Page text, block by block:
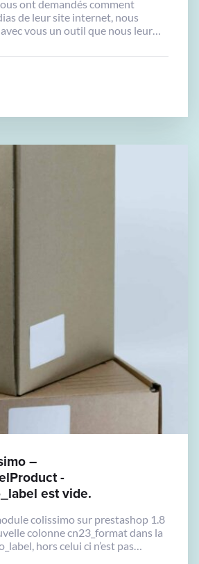
ont demandés comment
de leur site internet, nous
vous un outil que nous leur
vos photos. Pour les photos,
https://upscayl.org Le logiciel est
[…]
–
-
est vide.
colissimo sur prestashop 1.8
colonne cn23_format dans la
hors celui ci n’est pas